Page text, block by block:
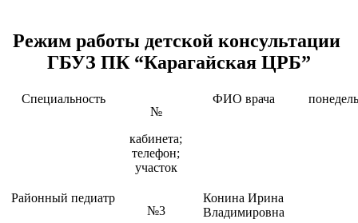
Режим работы детской консультации
ГБУЗ ПК “Карагайская ЦРБ”
Специальность
№
кабинета;
телефон;
участок
ФИО врача
Районный педиатр
№3
Конина Ирина
Владимировна